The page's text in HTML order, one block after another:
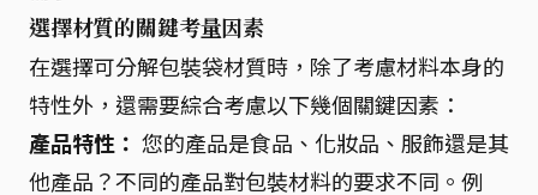
選擇材質的關鍵考量因素
在選擇可分解包裝袋材質時，除了考慮材料本身的
特性外，還需要綜合考慮以下幾個關鍵因素：
產品特性： 您的產品是食品、化妝品、服飾還是其
他產品？不同的產品對包裝材料的要求不同。例